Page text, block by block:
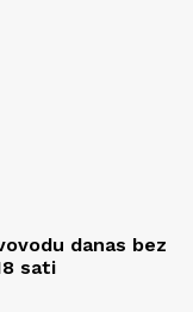
danas bez
sati